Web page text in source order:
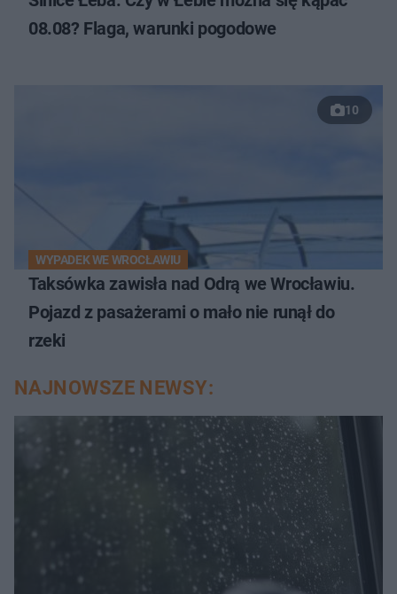
08.08? Flaga, warunki pogodowe
10
WYPADEK WE WROCŁAWIU
Taksówka zawisła nad Odrą we Wrocławiu.
Pojazd z pasażerami o mało nie runął do
rzeki
NAJNOWSZE NEWSY: